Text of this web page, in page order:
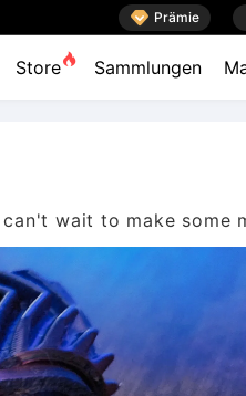
 Prämie
Store Sammlungen
wait to make some